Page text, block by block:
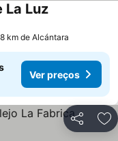
La Luz
km de Alcántara
Ver preços
Partilhar